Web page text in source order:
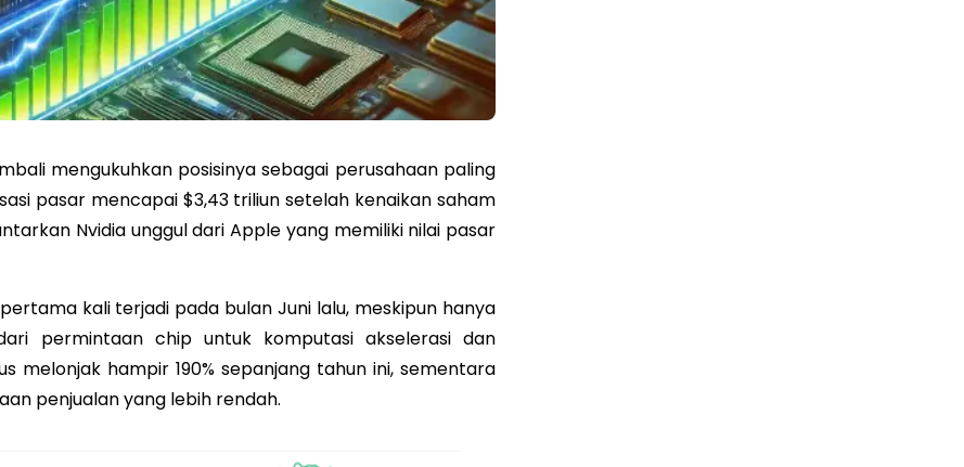
mengukuhkan posisinya sebagai perusahaan paling
pasar mencapai $3,43 triliun setelah kenaikan saham
Nvidia unggul dari Apple yang memiliki nilai pasar
pertama kali terjadi pada bulan Juni lalu, meskipun hanya
permintaan chip untuk komputasi akselerasi dan
melonjak hampir 190% sepanjang tahun ini, sementara
penjualan yang lebih rendah.